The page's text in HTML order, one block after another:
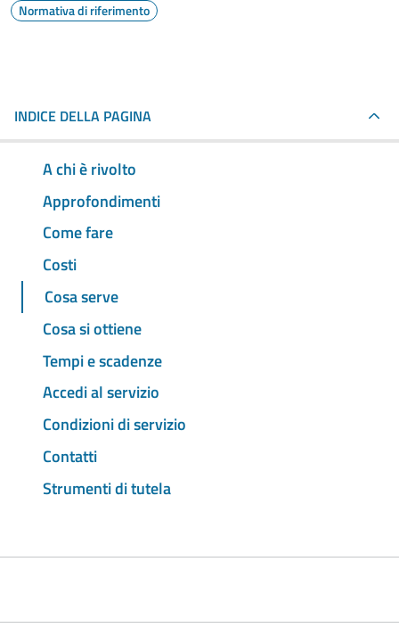
Normativa di riferimento
INDICE DELLA PAGINA
A chi è rivolto
Approfondimenti
Come fare
Costi
Cosa serve
Cosa si ottiene
Tempi e scadenze
Accedi al servizio
Condizioni di servizio
Contatti
Strumenti di tutela